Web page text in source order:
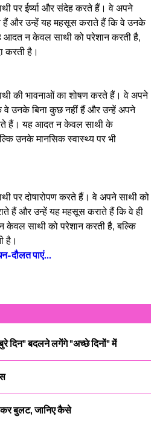
पर ईर्ष्या और संदेह करते हैं। वे अपने
और उन्हें यह महसूस कराते हैं कि वे उनके
आदत न केवल साथी को परेशान करती है,
करती है।
की भावनाओं का शोषण करते हैं। वे अपने
वे उनके बिना कुछ नहीं हैं और उन्हें अपने
हैं। यह आदत न केवल साथी के
उनके मानसिक स्वास्थ्य पर भी
पर दोषारोपण करते हैं। वे अपने साथी को
हैं और उन्हें यह महसूस कराते हैं कि वे ही
साथी को परेशान करती है, बल्कि
है।
दौलत पाएं...
दिन" बदलने लगेंगे "अच्छे दिनों" में
बुलट, जानिए कैसे